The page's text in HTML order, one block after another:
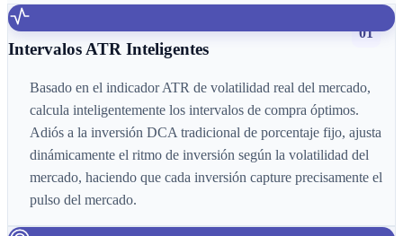
01
Intervalos ATR Inteligentes
Basado en el indicador ATR de volatilidad real del mercado,
calcula inteligentemente los intervalos de compra óptimos.
Adiós a la inversión DCA tradicional de porcentaje fijo, ajusta
dinámicamente el ritmo de inversión según la volatilidad del
mercado, haciendo que cada inversión capture precisamente el
pulso del mercado.